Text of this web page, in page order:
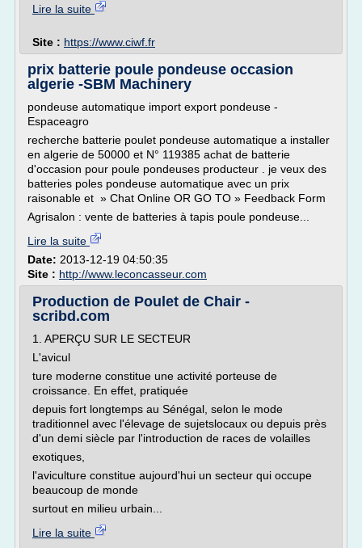
Lire la suite
Site : https://www.ciwf.fr
prix batterie poule pondeuse occasion
algerie -SBM Machinery
pondeuse automatique import export pondeuse -
Espaceagro
recherche batterie poulet pondeuse automatique a installer
en algerie de 50000 et N° 119385 achat de batterie
d'occasion pour poule pondeuses producteur . je veux des
batteries poles pondeuse automatique avec un prix
raisonable et » Chat Online OR GO TO » Feedback Form
Agrisalon : vente de batteries à tapis poule pondeuse...
Lire la suite
Date: 2013-12-19 04:50:35
Site : http://www.leconcasseur.com
Production de Poulet de Chair -
scribd.com
1. APERÇU SUR LE SECTEUR
L'avicul
ture moderne constitue une activité porteuse de
croissance. En effet, pratiquée
depuis fort longtemps au Sénégal, selon le mode
traditionnel avec l'élevage de sujetslocaux ou depuis près
d'un demi siècle par l'introduction de races de volailles
exotiques,
l'aviculture constitue aujourd'hui un secteur qui occupe
beaucoup de monde
surtout en milieu urbain...
Lire la suite